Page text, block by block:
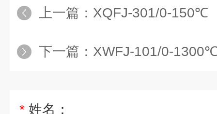
上一篇： XQFJ-301/0-150℃
下一篇： XWFJ-101/0-
* 姓名：